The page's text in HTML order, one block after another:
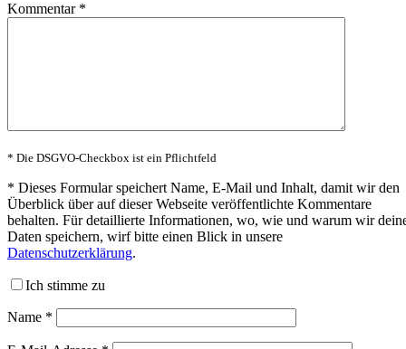
Kommentar *
* Die DSGVO-Checkbox ist ein Pflichtfeld
* Dieses Formular speichert Name, E-Mail und Inhalt, damit wir den
Überblick über auf dieser Webseite veröffentlichte Kommentare
behalten. Für detaillierte Informationen, wo, wie und warum wir
Daten speichern, wirf bitte einen Blick in unsere
Datenschutzerklärung.
Ich stimme zu
Name *